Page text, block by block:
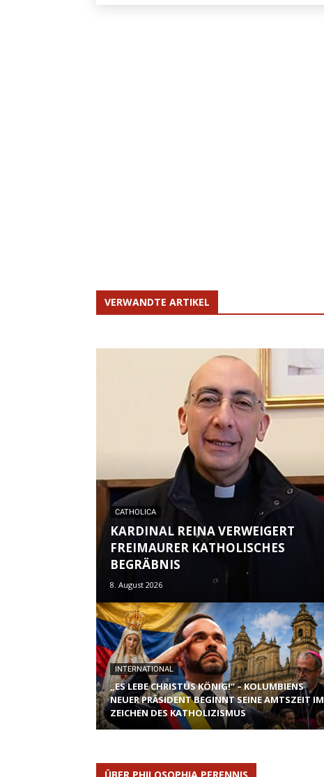
VERWANDTE ARTIKEL
CATHOLICA
KARDINAL REINA VERWEIGERT
FREIMAURER KATHOLISCHES
BEGRÄBNIS
8. August 2026
INTERNATIONAL
„ES LEBE CHRISTUS KÖNIG!“ – KOLUMBIENS
NEUER PRÄSIDENT BEGINNT SEINE AMTSZEIT IM
ZEICHEN DES KATHOLIZISMUS
ÜBER PHILOSOPHIA PERENNIS